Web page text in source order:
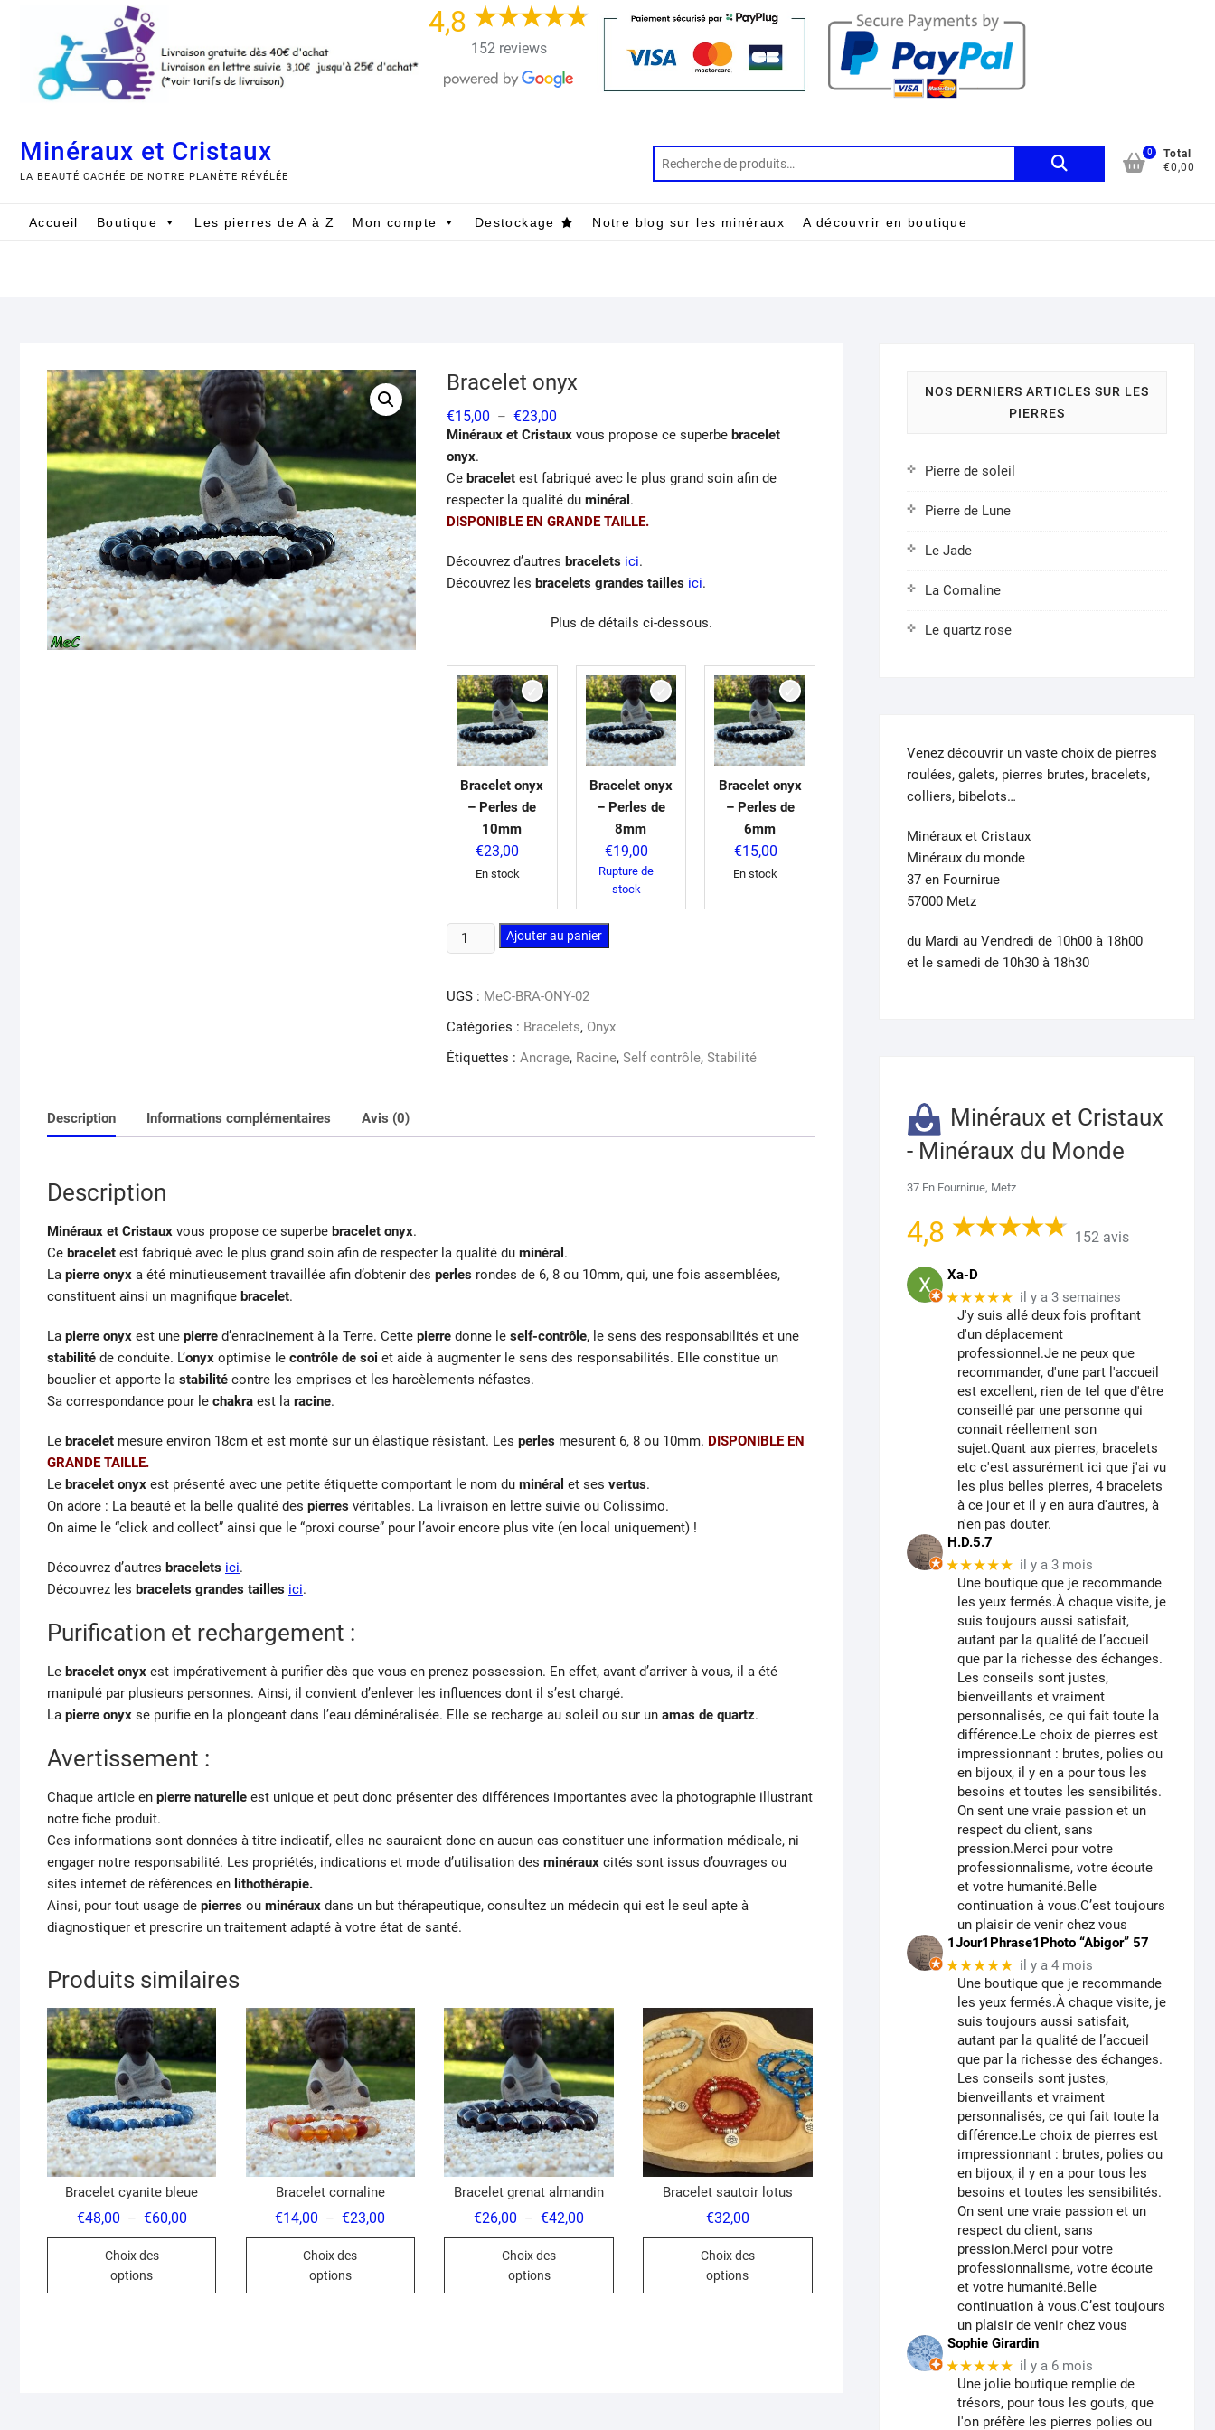
4,8
152 reviews
Minéraux et Cristaux
LA BEAUTÉ CACHÉE DE NOTRE PLANÈTE RÉVÉLÉE
Recherche
0
Total
€0,00
Accueil Boutique Les pierres de A à Z Mon compte Destockage Notre blog sur les minéraux A découvrir en boutique
Bracelet onyx
€15,00 – €23,00
de
prix :
€23,00
Minéraux et Cristaux vous propose ce superbe bracelet
onyx.
Ce bracelet est fabriqué avec le plus grand soin afin de
respecter la qualité du minéral .
DISPONIBLE EN GRANDE TAILLE.
Découvrez d’autres bracelets ici.
Découvrez les bracelets grandes tailles ici.
Plus de détails ci-dessous.
Bracelet onyx
– Perles de
10mm
€23,00
En stock
Bracelet onyx
– Perles de
8mm
€19,00
Rupture de
stock
Bracelet onyx
– Perles de
6mm
€15,00
En stock
quantité
de
onyx
Ajouter au panier
UGS : MeC-BRA-ONY-02
Catégories : Bracelets, Onyx
Étiquettes : Ancrage, Racine, Self contrôle, Stabilité
Description Informations complémentaires Avis (0)
Description
Minéraux et Cristaux vous propose ce superbe bracelet onyx.
Ce bracelet est fabriqué avec le plus grand soin afin de respecter la qualité du minéral .
La pierre onyx a été minutieusement travaillée afin d’obtenir des perles rondes de 6, 8 ou 10mm, qui, une fois assemblées,
constituent ainsi un magnifique bracelet.
La pierre onyx est une pierre d’enracinement à la Terre. Cette pierre donne le self-contrôle, le sens des responsabilités et une
stabilité de conduite. L’onyx optimise le contrôle de soi et aide à augmenter le sens des responsabilités. Elle constitue un
bouclier et apporte la stabilité contre les emprises et les harcèlements néfastes.
Sa correspondance pour le chakra est la racine.
Le bracelet mesure environ 18cm et est monté sur un élastique résistant. Les perles mesurent 6, 8 ou 10mm. DISPONIBLE EN
GRANDE TAILLE.
Le bracelet onyx est présenté avec une petite étiquette comportant le nom du minéral et ses vertus.
On adore : La beauté et la belle qualité des pierres véritables. La livraison en lettre suivie ou Colissimo.
On aime le “click and collect” ainsi que le “proxi course” pour l’avoir encore plus vite (en local uniquement) !
Découvrez d’autres bracelets ici.
Découvrez les bracelets grandes tailles ici.
Purification et rechargement :
Le bracelet onyx est impérativement à purifier dès que vous en prenez possession. En effet, avant d’arriver à vous, il a été
manipulé par plusieurs personnes. Ainsi, il convient d’enlever les influences dont il s’est chargé.
La pierre onyx se purifie en la plongeant dans l’eau déminéralisée. Elle se recharge au soleil ou sur un amas de quartz.
Avertissement :
Chaque article en pierre naturelle est unique et peut donc présenter des différences importantes avec la photographie illustrant
notre fiche produit.
Ces informations sont données à titre indicatif, elles ne sauraient donc en aucun cas constituer une information médicale, ni
engager notre responsabilité. Les propriétés, indications et mode d’utilisation des minéraux cités sont issus d’ouvrages ou
sites internet de références en lithothérapie.
Ainsi, pour tout usage de pierres ou minéraux dans un but thérapeutique, consultez un médecin qui est le seul apte à
diagnostiquer et prescrire un traitement adapté à votre état de santé.
Produits similaires
Bracelet cyanite bleue
€48,00 – €60,00Plage
prix :
Choix des
options
Ce
Bracelet cornaline
€14,00 – €23,00
prix :
Choix des
options
Ce
Bracelet grenat almandin
€26,00 – €42,00
prix :
Choix des
options
Ce
Bracelet sautoir lotus
€32,00
Choix des
options
Ce
NOS DERNIERS ARTICLES SUR LES
PIERRES
Pierre de soleil
Pierre de Lune
Le Jade
La Cornaline
Le quartz rose
Venez découvrir un vaste choix de pierres
roulées, galets, pierres brutes, bracelets,
colliers, bibelots…
Minéraux et Cristaux
Minéraux du monde
37 en Fournirue
57000 Metz
du Mardi au Vendredi de 10h00 à 18h00
et le samedi de 10h30 à 18h30
Minéraux et Cristaux
- Minéraux du Monde
37 En Fournirue, Metz
4,8 152 avis
Xa-D
★★★★★ il y a 3 semaines
J'y suis allé deux fois profitant
d'un déplacement
professionnel.Je ne peux que
recommander, d'une part l'accueil
est excellent, rien de tel que d'être
conseillé par une personne qui
connait réellement son
sujet.Quant aux pierres, bracelets
etc c'est assurément ici que j'ai vu
les plus belles pierres, 4 bracelets
à ce jour et il y en aura d'autres, à
n'en pas douter.
H.D.5.7
★★★★★ il y a 3 mois
Une boutique que je recommande
les yeux fermés.À chaque visite, je
suis toujours aussi satisfait,
autant par la qualité de l’accueil
que par la richesse des échanges.
Les conseils sont justes,
bienveillants et vraiment
personnalisés, ce qui fait toute la
différence.Le choix de pierres est
impressionnant : brutes, polies ou
en bijoux, il y en a pour tous les
besoins et toutes les sensibilités.
On sent une vraie passion et un
respect du client, sans
pression.Merci pour votre
professionnalisme, votre écoute
et votre humanité.Belle
continuation à vous.C’est toujours
un plaisir de venir chez vous
1Jour1Phrase1Photo “Abigor” 57
★★★★★ il y a 4 mois
Une boutique que je recommande
les yeux fermés.À chaque visite, je
suis toujours aussi satisfait,
autant par la qualité de l’accueil
que par la richesse des échanges.
Les conseils sont justes,
bienveillants et vraiment
personnalisés, ce qui fait toute la
différence.Le choix de pierres est
impressionnant : brutes, polies ou
en bijoux, il y en a pour tous les
besoins et toutes les sensibilités.
On sent une vraie passion et un
respect du client, sans
pression.Merci pour votre
professionnalisme, votre écoute
et votre humanité.Belle
continuation à vous.C’est toujours
un plaisir de venir chez vous
Sophie Girardin
★★★★★ il y a 6 mois
Une jolie boutique remplie de
trésors, pour tous les gouts, que
l'on préfère les pierres polies ou